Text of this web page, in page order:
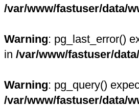
/var/www/fastuser/data/
Warning: pg_last_error()
in /var/www/fastuser/
Warning: pg_query()
/var/www/fastuser/data/